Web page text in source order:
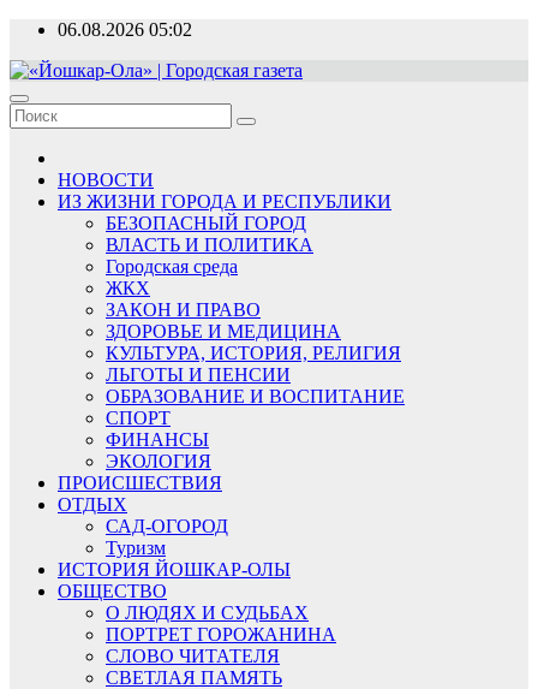
Перейти
содержимому
06.08.2026 05:02
«Йошкар-Ола» | Городская газета
Новости, события, люди
НОВОСТИ
ИЗ ЖИЗНИ ГОРОДА И РЕСПУБЛИКИ
БЕЗОПАСНЫЙ ГОРОД
ВЛАСТЬ И ПОЛИТИКА
Городская среда
ЖКХ
ЗАКОН И ПРАВО
ЗДОРОВЬЕ И МЕДИЦИНА
КУЛЬТУРА, ИСТОРИЯ, РЕЛИГИЯ
ЛЬГОТЫ И ПЕНСИИ
ОБРАЗОВАНИЕ И ВОСПИТАНИЕ
СПОРТ
ФИНАНСЫ
ЭКОЛОГИЯ
ПРОИСШЕСТВИЯ
ОТДЫХ
САД-ОГОРОД
Туризм
ИСТОРИЯ ЙОШКАР-ОЛЫ
ОБЩЕСТВО
О ЛЮДЯХ И СУДЬБАХ
ПОРТРЕТ ГОРОЖАНИНА
СЛОВО ЧИТАТЕЛЯ
СВЕТЛАЯ ПАМЯТЬ